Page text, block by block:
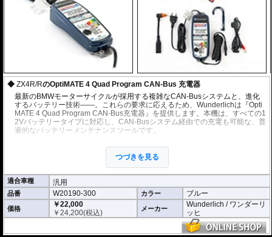
ZX4R/RのOptiMATE 4 Quad Program CAN-Bus 充電器
最新のBMWモーターサイクルが採用する複雑なCAN-Busシステムと、進化
するバッテリー技術——。これらの要求に応えるため、Wunderlichは『Opti
MATE 4 Quad Program CAN-Bus充電器』を提供します。本機は、すべての1
2Vバッテリータイプに対応し、CAN-Busシステム経由での充電も可能な、普
遍的なバッテリーメンテナンスツールです。
CAN-Bus対応のインテリジェント充電
BMW CAN-Bus経由充電: 適切なプログラムを選択(モード2または4)するこ
とで、BMWのCAN-Bus制御12Vソケット（オンボードソケット）経由での
自動充電および維持管理が可能です。煩わしい配線接続は不要です。
4つの自動プログラム: 接続後、診断、復元、充電、維持管理を自動で実行
する4つのプログラムから選択可能。
低電圧復元パルス: 深く放電しサルフェーションが発生したバッテリーを
より効果的に復元するための低電圧復元パルス機能(モード1または3 車体
にバッテリーを接続したままの使用不可)が組み込まれています。
つづきを見る
適合車種 汎用
品番 W20190-300 カラー ブルー
価格
￥22,000
￥24,200(税込) メーカー
Wunderlich / ワンダーリ
ッヒ